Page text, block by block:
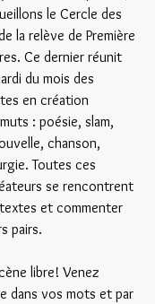
le Cercle des
la relève de Première
Ce dernier réunit
du mois des
en création
: poésie, slam,
chanson,
Toutes ces
se rencontrent
et commenter
pairs.
libre! Venez
dans vos mots et par